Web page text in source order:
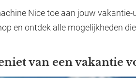
Nice toe aan jouw
en ontdek alle mogelijkheden
van een vakantie